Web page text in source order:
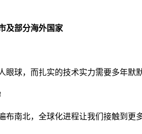
？
及部分海外国家
眼球，而扎实的技术实力需要多年默
布南北，全球化进程让我们接触到更